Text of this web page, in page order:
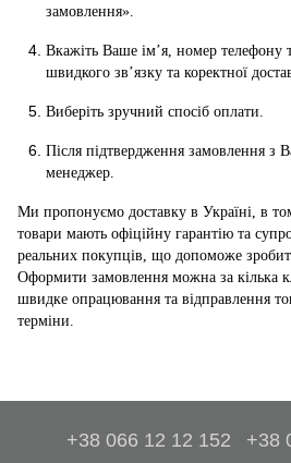
замовлення».
Вкажіть Ваше ім’я, номер телефону
швидкого зв’язку та коректної
Виберіть зручний спосіб оплати.
Після підтвердження замовлення з
менеджер.
Ми пропонуємо доставку в Україні, в
товари мають офіційну гарантію та
реальних покупців, що допоможе
Оформити замовлення можна за кілька
швидке опрацювання та відправлення
терміни.
+38 066 12 12 152
+38